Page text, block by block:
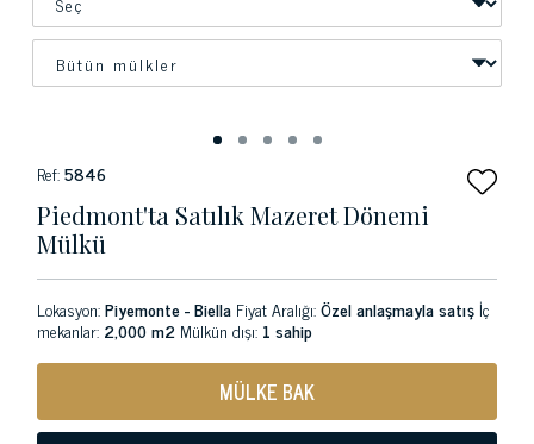
Ref:5846
Piedmont'ta Satılık Mazeret Dönemi
Mülkü
Lokasyon:Piyemonte - Biella Fiyat Aralığı:Özel anlaşmayla satış İç
mekanlar: 2,000 m2 Mülkün dışı: 1 sahip
MÜLKE BAK